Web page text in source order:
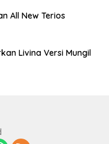
All New Terios
Livina Versi Mungil